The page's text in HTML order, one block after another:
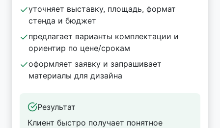
уточняет выставку, площадь, формат
стенда и бюджет
предлагает варианты комплектации и
ориентир по цене/срокам
оформляет заявку и запрашивает
материалы для дизайна
Результат
Клиент быстро получает понятное